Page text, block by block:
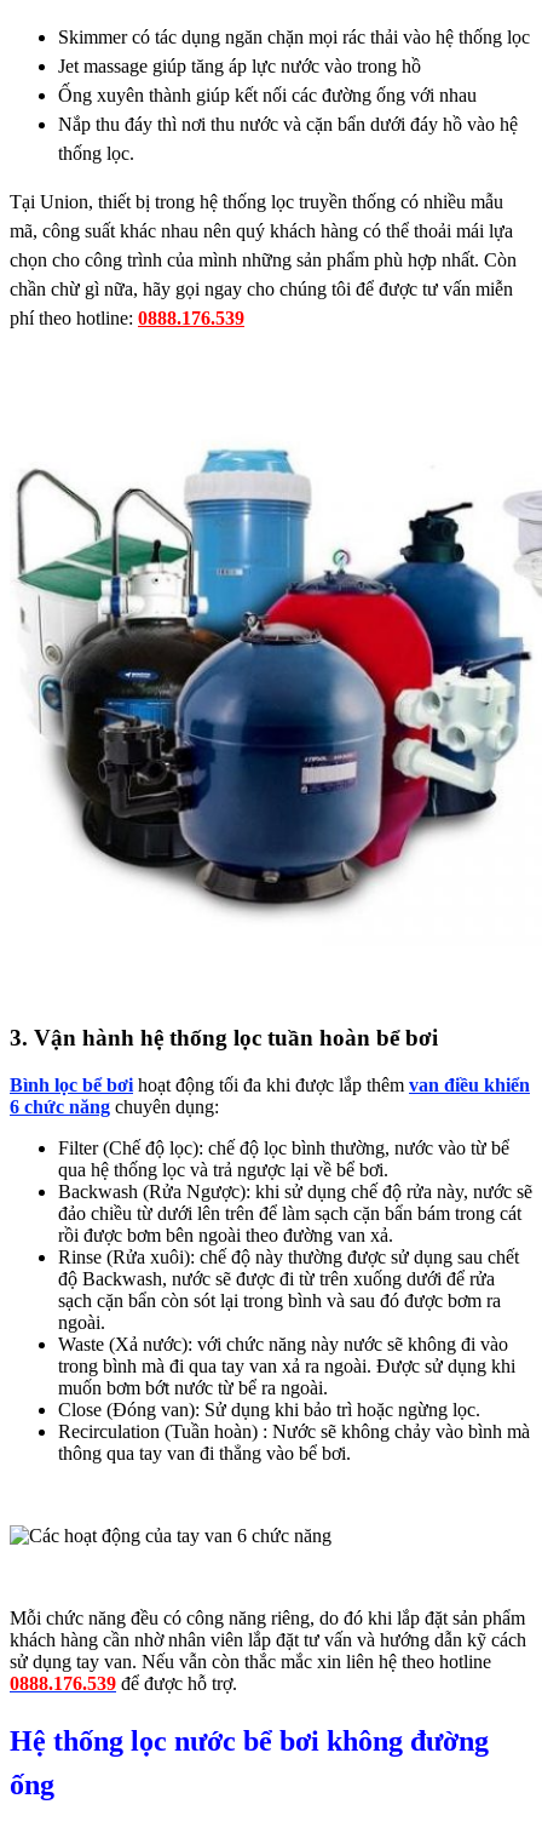
Skimmer có tác dụng ngăn chặn mọi rác thải vào hệ thống lọc
Jet massage giúp tăng áp lực nước vào trong hồ
Ống xuyên thành giúp kết nối các đường ống với nhau
Nắp thu đáy thì nơi thu nước và cặn bẩn dưới đáy hồ vào hệ
thống lọc.
Tại Union, thiết bị trong hệ thống lọc truyền thống có nhiều mẫu
mã, công suất khác nhau nên quý khách hàng có thể thoải mái lựa
chọn cho công trình của mình những sản phẩm phù hợp nhất. Còn
chần chừ gì nữa, hãy gọi ngay cho chúng tôi để được tư vấn miễn
phí theo hotline: 0888.176.539
3. Vận hành hệ thống lọc tuần hoàn bể bơi
Bình lọc bể bơi hoạt động tối đa khi được lắp thêm van điều khiển
6 chức năng chuyên dụng:
Filter (Chế độ lọc): chế độ lọc bình thường, nước vào từ bể
qua hệ thống lọc và trả ngược lại về bể bơi.
Backwash (Rửa Ngược): khi sử dụng chế độ rửa này, nước sẽ
đảo chiều từ dưới lên trên để làm sạch cặn bẩn bám trong cát
rồi được bơm bên ngoài theo đường van xả.
Rinse (Rửa xuôi): chế độ này thường được sử dụng sau chết
độ Backwash, nước sẽ được đi từ trên xuống dưới để rửa
sạch cặn bẩn còn sót lại trong bình và sau đó được bơm ra
ngoài.
Waste (Xả nước): với chức năng này nước sẽ không đi vào
trong bình mà đi qua tay van xả ra ngoài. Được sử dụng khi
muốn bơm bớt nước từ bể ra ngoài.
Close (Đóng van): Sử dụng khi bảo trì hoặc ngừng lọc.
Recirculation (Tuần hoàn) : Nước sẽ không chảy vào bình mà
thông qua tay van đi thẳng vào bể bơi.
Mỗi chức năng đều có công năng riêng, do đó khi lắp đặt sản phẩm
khách hàng cần nhờ nhân viên lắp đặt tư vấn và hướng dẫn kỹ cách
sử dụng tay van. Nếu vẫn còn thắc mắc xin liên hệ theo hotline
0888.176.539 để được hỗ trợ.
Hệ thống lọc nước bể bơi không đường
ống